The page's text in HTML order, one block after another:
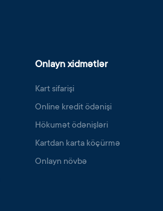
Onlayn xidmətlər
Kart sifarişi
Online kredit ödənişi
Hökumət ödənişləri
Kartdan karta köçürmə
Onlayn növbə